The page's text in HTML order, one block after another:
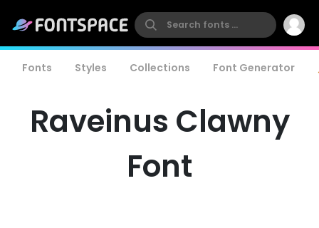
Fonts Styles Collections Font Generator
Raveinus Clawny
Font